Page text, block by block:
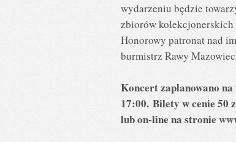
wydarzeniu będzie
zbiorów
Honorowy patronat nad
burmistrz Rawy
Koncert zaplanowano
17:00. Bilety w cenie 50
lub on-line na stronie